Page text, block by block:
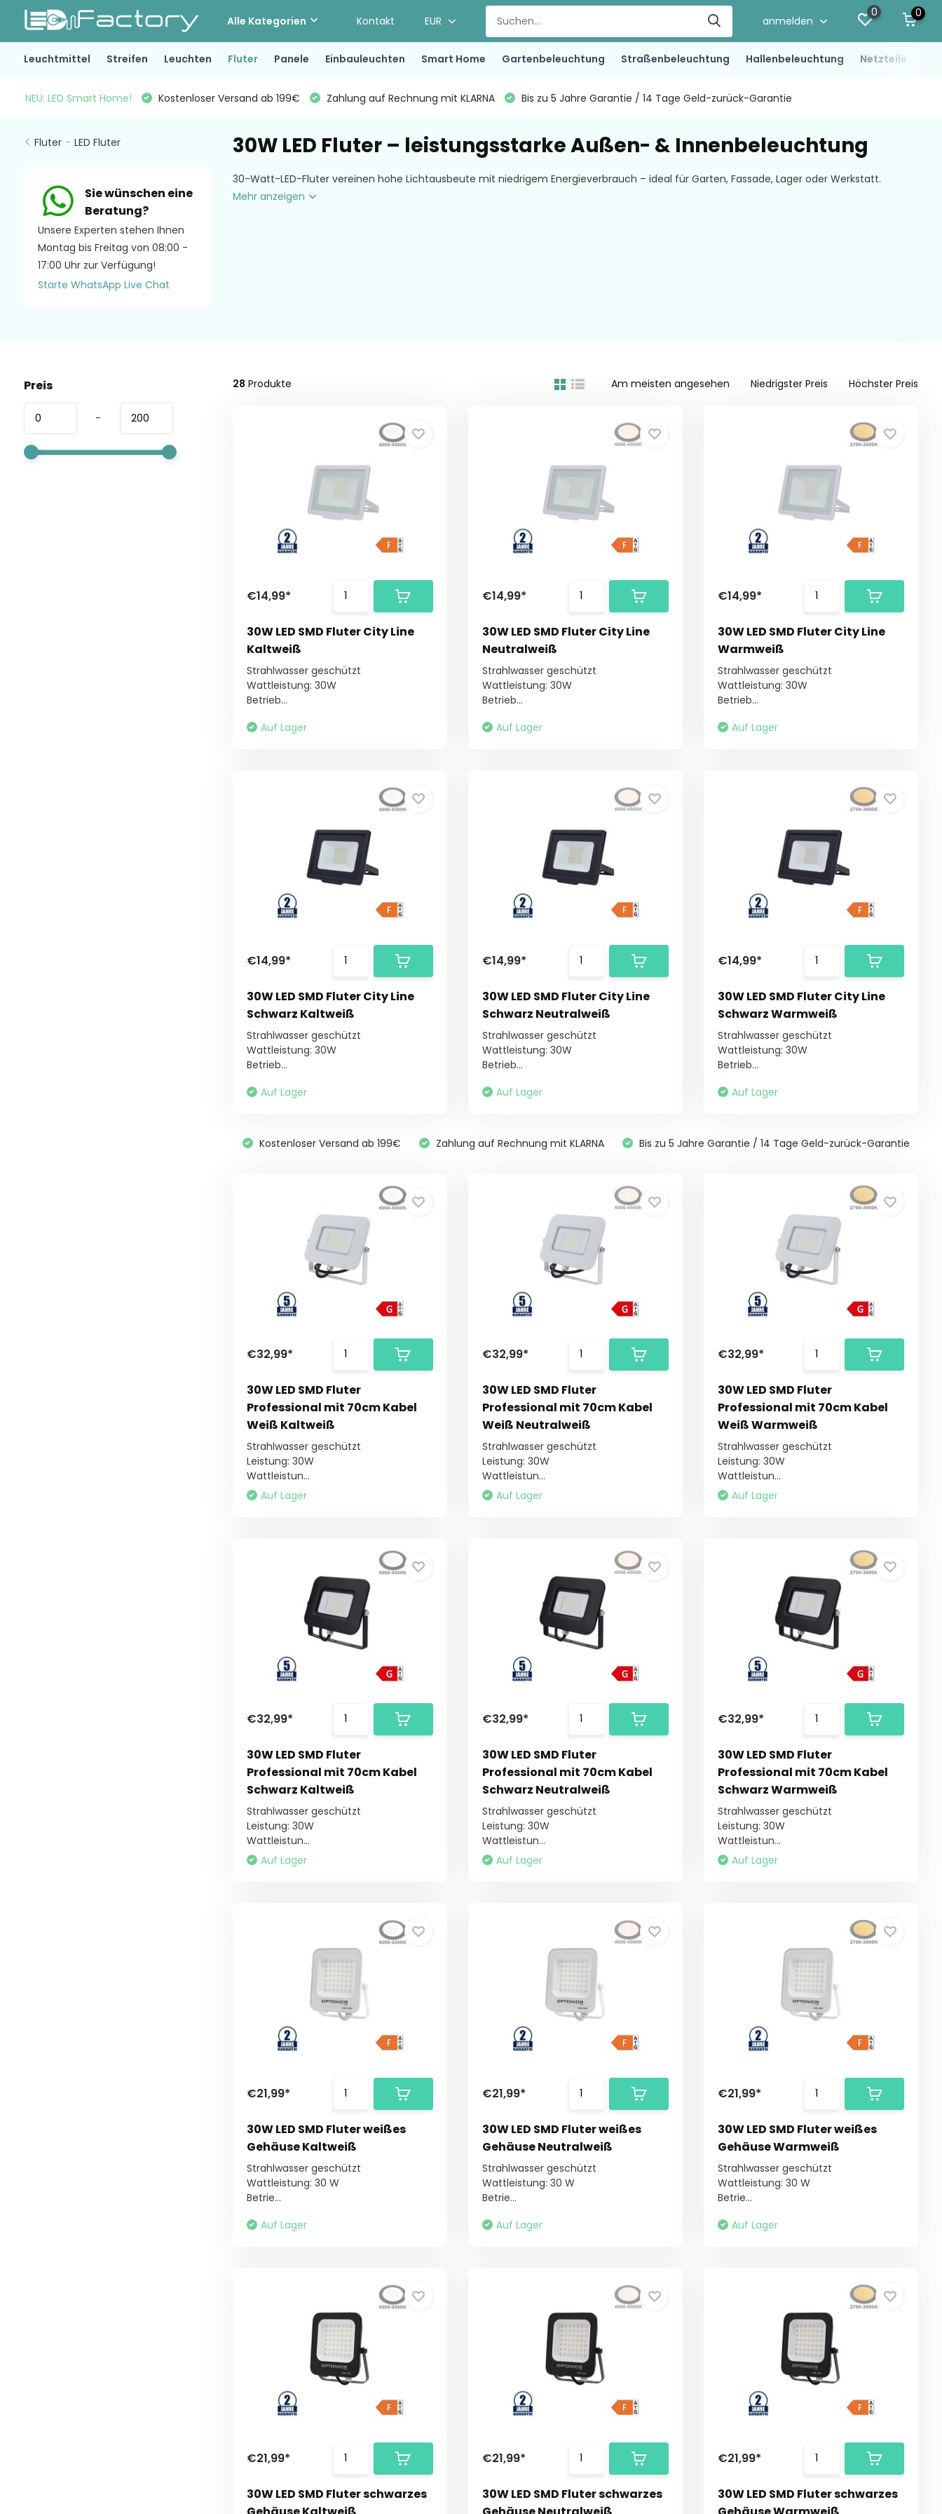
Alle Kategorien Kontakt EUR anmelden
0 0
Leuchtmittel Streifen Leuchten Fluter Panele Einbauleuchten Smart Home Gartenbeleuchtung Straßenbeleuchtung Hallenbeleuchtung Netzteile
NEU: LED Smart Home! Kostenloser Versand ab 199€ Zahlung auf Rechnung mit KLARNA Bis zu 5 Jahre Garantie / 14 Tage Geld-zurück-Garantie
Fluter - LED Fluter
Sie wünschen eine
Beratung?
Unsere Experten stehen Ihnen
Montag bis Freitag von 08:00 -
17:00 Uhr zur Verfügung!
Starte WhatsApp Live Chat
30W LED Fluter – leistungsstarke Außen- & Innenbeleuchtung
30-Watt-LED-Fluter vereinen hohe Lichtausbeute mit niedrigem Energieverbrauch – ideal für Garten, Fassade, Lager oder Werkstatt.
Mehr anzeigen
Preis
-
28 Produkte Am meisten angesehen Niedrigster Preis Höchster Preis
€14,99*
30W LED SMD Fluter City Line
Kaltweiß
Strahlwasser geschützt
Wattleistung: 30W
Betrieb...
Auf Lager
€14,99*
30W LED SMD Fluter City Line
Neutralweiß
Strahlwasser geschützt
Wattleistung: 30W
Betrieb...
Auf Lager
€14,99*
30W LED SMD Fluter City Line
Warmweiß
Strahlwasser geschützt
Wattleistung: 30W
Betrieb...
Auf Lager
€14,99*
30W LED SMD Fluter City Line
Schwarz Kaltweiß
Strahlwasser geschützt
Wattleistung: 30W
Betrieb...
Auf Lager
€14,99*
30W LED SMD Fluter City Line
Schwarz Neutralweiß
Strahlwasser geschützt
Wattleistung: 30W
Betrieb...
Auf Lager
€14,99*
30W LED SMD Fluter City Line
Schwarz Warmweiß
Strahlwasser geschützt
Wattleistung: 30W
Betrieb...
Auf Lager
Kostenloser Versand ab 199€ Zahlung auf Rechnung mit KLARNA Bis zu 5 Jahre Garantie / 14 Tage Geld-zurück-Garantie
€32,99*
30W LED SMD Fluter
Professional mit 70cm Kabel
Weiß Kaltweiß
Strahlwasser geschützt
Leistung: 30W
Wattleistun...
Auf Lager
€32,99*
30W LED SMD Fluter
Professional mit 70cm Kabel
Weiß Neutralweiß
Strahlwasser geschützt
Leistung: 30W
Wattleistun...
Auf Lager
€32,99*
30W LED SMD Fluter
Professional mit 70cm Kabel
Weiß Warmweiß
Strahlwasser geschützt
Leistung: 30W
Wattleistun...
Auf Lager
€32,99*
30W LED SMD Fluter
Professional mit 70cm Kabel
Schwarz Kaltweiß
Strahlwasser geschützt
Leistung: 30W
Wattleistun...
Auf Lager
€32,99*
30W LED SMD Fluter
Professional mit 70cm Kabel
Schwarz Neutralweiß
Strahlwasser geschützt
Leistung: 30W
Wattleistun...
Auf Lager
€32,99*
30W LED SMD Fluter
Professional mit 70cm Kabel
Schwarz Warmweiß
Strahlwasser geschützt
Leistung: 30W
Wattleistun...
Auf Lager
€21,99*
30W LED SMD Fluter weißes
Gehäuse Kaltweiß
Strahlwasser geschützt
Wattleistung: 30 W
Betrie...
Auf Lager
€21,99*
30W LED SMD Fluter weißes
Gehäuse Neutralweiß
Strahlwasser geschützt
Wattleistung: 30 W
Betrie...
Auf Lager
€21,99*
30W LED SMD Fluter weißes
Gehäuse Warmweiß
Strahlwasser geschützt
Wattleistung: 30 W
Betrie...
Auf Lager
€21,99*
30W LED SMD Fluter schwarzes
€21,99*
30W LED SMD Fluter schwarzes
€21,99*
30W LED SMD Fluter schwarzes